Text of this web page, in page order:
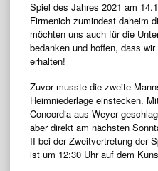
Spiel des Jahres 2021 am
Firmenich zumindest daheim
möchten uns auch für die
bedanken und hoffen, dass
erhalten!
Zuvor musste die zweite
Heimniederlage einstecken.
Concordia aus Weyer
aber direkt am nächsten
II bei der Zweitvertretung der
ist um 12:30 Uhr auf dem